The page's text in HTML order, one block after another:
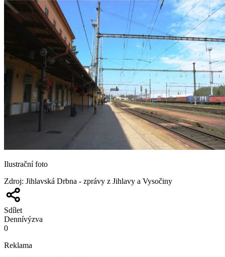
Ilustrační foto
Zdroj: Jihlavská Drbna - zprávy z Jihlavy a Vysočiny
Sdílet
Dennívýzva
0
Reklama